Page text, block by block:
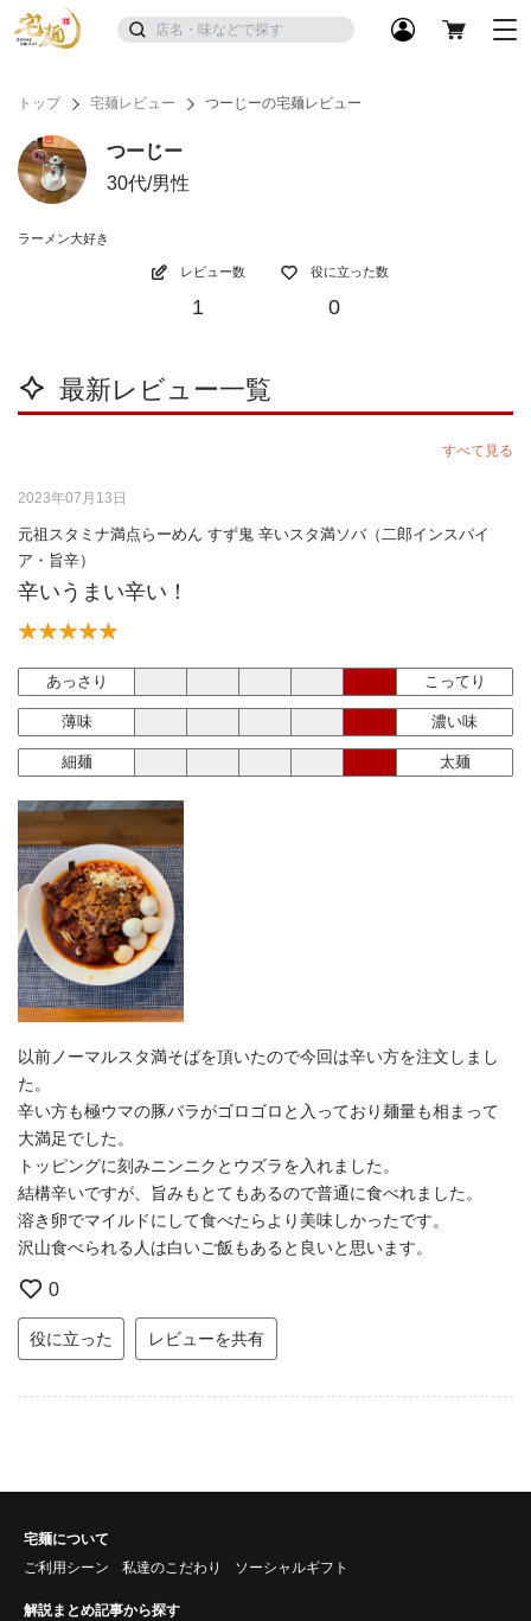
トップ 宅麺レビュー つーじーの宅麺レビュー
つーじー
30代/男性
ラーメン大好き
レビュー数
1
役に立った数
0
最新レビュー一覧
すべて見る
2023年07月13日
元祖スタミナ満点らーめん すず鬼 辛いスタ満ソバ（二郎インスパイ
ア・旨辛）
辛いうまい辛い！
あっさり こってり
薄味 濃い味
細麺 太麺
以前ノーマルスタ満そばを頂いたので今回は辛い方を注文しまし
た。
辛い方も極ウマの豚バラがゴロゴロと入っており麺量も相まって
大満足でした。
トッピングに刻みニンニクとウズラを入れました。
結構辛いですが、旨みもとてもあるので普通に食べれました。
溶き卵でマイルドにして食べたらより美味しかったです。
沢山食べられる人は白いご飯もあると良いと思います。
0
役に立った レビューを共有
宅麺について
ご利用シーン
私達のこだわり ソーシャルギフト
解説まとめ記事から探す